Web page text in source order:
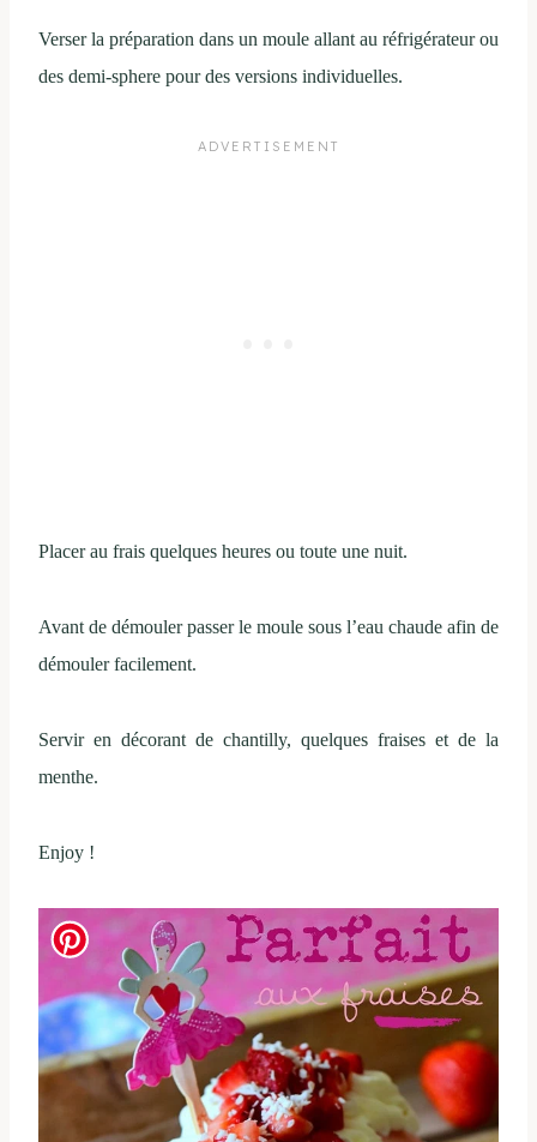
Verser la préparation dans un moule allant au réfrigérateur ou
des demi-sphere pour des versions individuelles.
Placer au frais quelques heures ou toute une nuit.
Avant de démouler passer le moule sous l’eau chaude afin de
démouler facilement.
Servir en décorant de chantilly, quelques fraises et de la
menthe.
Enjoy !